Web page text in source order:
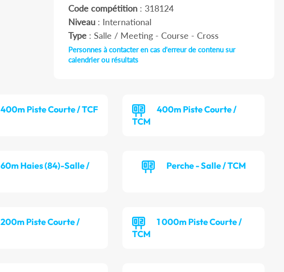
Code compétition: 318124
Niveau: International
Type: Salle / Meeting - Course - Cross
Personnes à contacter en cas d'erreur de contenu sur
calendrier ou résultats
400m Piste Courte / TCF
400m Piste Courte /
TCM
60m Haies (84)-Salle /
Perche - Salle / TCM
200m Piste Courte /
1 000m Piste Courte /
TCM